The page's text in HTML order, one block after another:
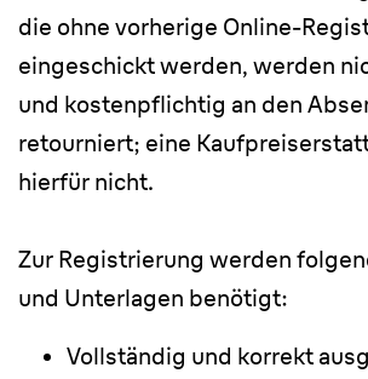
die ohne vorherige Online-
eingeschickt werden, werden
und kostenpflichtig an den
retourniert; eine
hierfür nicht.
Zur Registrierung werden
und Unterlagen benötigt:
Vollständig und korrekt